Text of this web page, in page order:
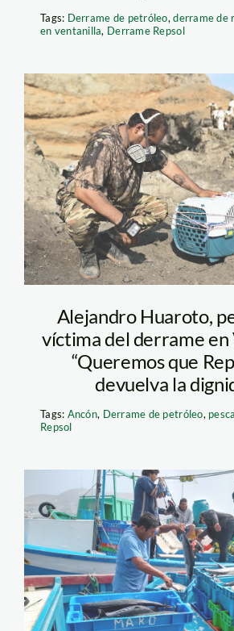
Tags: Derrame de petróleo,derrame de
en ventanilla, Derrame Repsol
pescador
Nat Geo
Alejandro Huaroto,
víctima del derrame en
“Queremos que
devuelva la
Tags: Ancón, Derrame de petróleo, pesca
Repsol
pescadores-
derrame-
jaime-tranca